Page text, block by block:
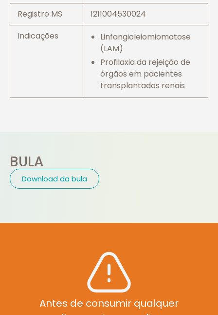
Registro MS
1211004530024
Indicações
Linfangioleiomiomatose
(LAM)
Profilaxia da rejeição de
órgãos em pacientes
transplantados renais
BULA
Download da bula
Antes de consumir qualquer